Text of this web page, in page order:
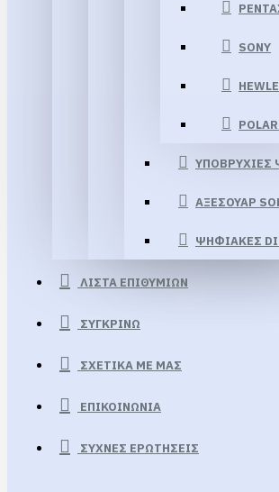
SONY
ΥΠΟΒΡΥΧΙΕΣ
ΑΞΕΣΟΥΑΡ
ΨΗΦΙΑΚΕΣ
ΛΊΣΤΑ ΕΠΙΘΥΜΙΏΝ
ΣΥΓΚΡΊΝΩ
ΣΧΕΤΙΚΆ ΜΕ ΜΑΣ
ΕΠΙΚΟΙΝΩΝΊΑ
ΣΥΧΝΈΣ ΕΡΩΤΉΣΕΙΣ